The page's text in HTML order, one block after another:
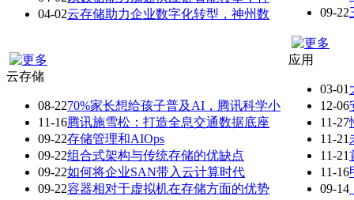
04-02云存储助力企业数字化转型，神州数
09-22
云存储
08-2270%家长想给孩子普及AI，腾讯科学小
11-16腾讯施雪松：打造全息交通数据底座
09-22存储管理和AIOps
09-22组合式架构与传统存储的优缺点
09-22如何将企业SAN带入云计算时代
09-22容器相对于虚拟机在存储方面的优势
应用
03-01
12-06
11-27
11-21
11-21
11-16
09-14